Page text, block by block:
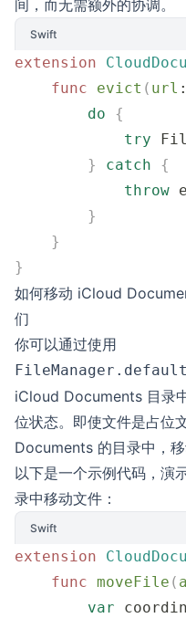
间，而无需额外的协调。
Swift
extension
    func
evict ( url
        do
{
            try
        }
catch {
            throw
        }
    }
}
如何移动 iCloud
们
你可以通过使用
iCloud Documents 目录
位状态。即使文件是占位
Documents 的目录中，移
以下是一个示例代码，演
录中移动文件：
Swift
extension
    func
moveFile (
        var